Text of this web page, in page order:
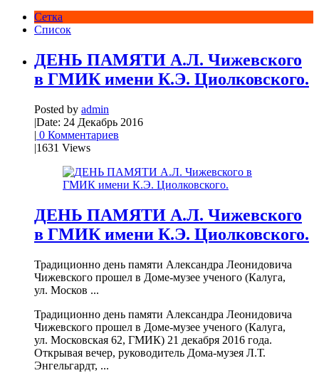
Сетка
Список
ДЕНЬ ПАМЯТИ А.Л. Чижевского
в ГМИК имени К.Э. Циолковского.
Posted by admin
|Date: 24 Декабрь 2016
| 0 Комментариев
|1631 Views
ДЕНЬ ПАМЯТИ А.Л. Чижевского
в ГМИК имени К.Э. Циолковского.
Традиционно день памяти Александра Леонидовича
Чижевского прошел в Доме-музее ученого (Калуга,
ул. Москов ...
Традиционно день памяти Александра Леонидовича
Чижевского прошел в Доме-музее ученого (Калуга,
ул. Московская 62, ГМИК) 21 декабря 2016 года.
Открывая вечер, руководитель Дома-музея Л.Т.
Энгельгардт, ...